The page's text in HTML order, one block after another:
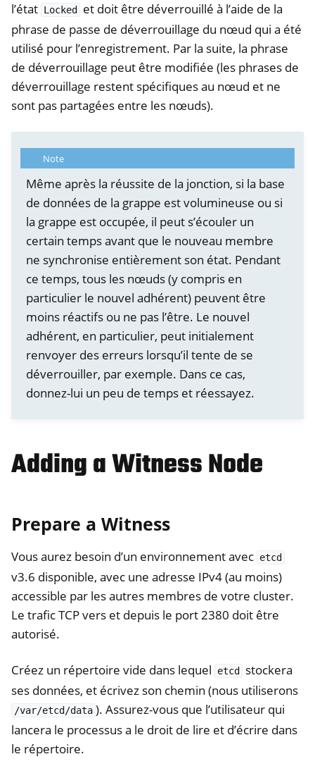
l’état Locked
et doit être déverrouillé à l’aide de la
phrase de passe de déverrouillage du nœud qui a été
utilisé pour l’enregistrement. Par la suite, la phrase
de déverrouillage peut être modifiée (les phrases de
déverrouillage restent spécifiques au nœud et ne
sont pas partagées entre les nœuds).
Note
Même après la réussite de la jonction, si la base
de données de la grappe est volumineuse ou si
la grappe est occupée, il peut s’écouler un
certain temps avant que le nouveau membre
ne synchronise entièrement son état. Pendant
ce temps, tous les nœuds (y compris en
particulier le nouvel adhérent) peuvent être
moins réactifs ou ne pas l’être. Le nouvel
adhérent, en particulier, peut initialement
renvoyer des erreurs lorsqu’il tente de se
déverrouiller, par exemple. Dans ce cas,
donnez-lui un peu de temps et réessayez.
Adding a Witness Node
Prepare a Witness
Vous aurez besoin d’un environnement avec etcd
v3.6 disponible, avec une adresse IPv4 (au moins)
accessible par les autres membres de votre cluster.
Le trafic TCP vers et depuis le port 2380 doit être
autorisé.
Créez un répertoire vide dans lequel etcd
stockera
ses données, et écrivez son chemin (nous utiliserons
/var/etcd/data ). Assurez-vous que l’utilisateur qui
lancera le processus a le droit de lire et d’écrire dans
le répertoire.